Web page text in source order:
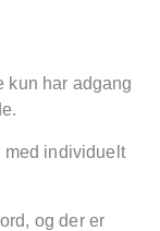
kun har adgang
med individuelt
og der er